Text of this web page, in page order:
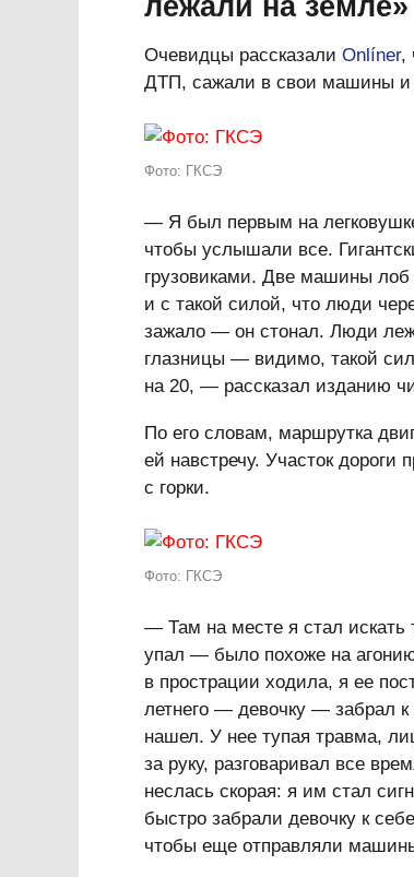
лежали на земле»
Очевидцы рассказали Onlíner,
ДТП, сажали в свои машины и
Фото: ГКСЭ
— Я был первым на
чтобы услышали все.
грузовиками. Две машины лоб
и с такой силой, что люди
зажало — он стонал. Люди
глазницы — видимо, такой
на 20, — рассказал изданию
По его словам, маршрутка
ей навстречу. Участок
с горки.
Фото: ГКСЭ
— Там на месте я стал искать
упал — было похоже на
в прострации ходила, я ее
летнего — девочку — забрал
нашел. У нее тупая травма,
за руку, разговаривал все
неслась скорая: я им стал
быстро забрали девочку к
чтобы еще отправляли